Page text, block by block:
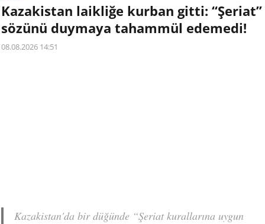
Kazakistan laikliğe kurban gitti: “Şeriat”
sözünü duymaya tahammül edemedi!
08.08.2026 14:51
Kazakistan'da bir düğünde “Şeriat kurallarına uygun